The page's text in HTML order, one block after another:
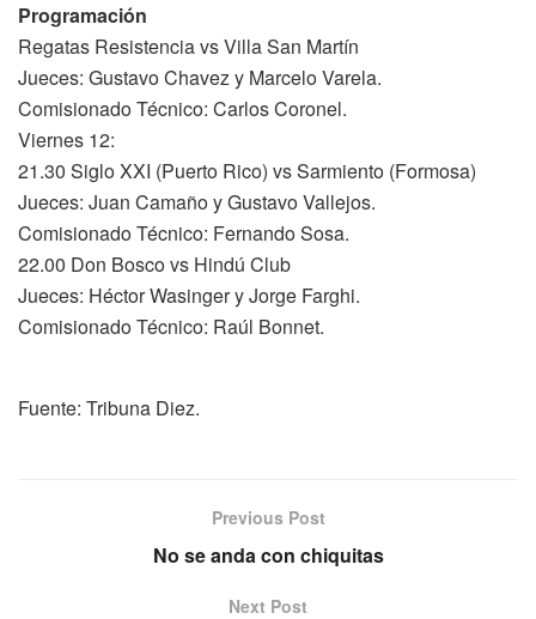
Programación
Regatas Resistencia vs Villa San Martín
Jueces: Gustavo Chavez y Marcelo Varela.
Comisionado Técnico: Carlos Coronel.
Viernes 12:
21.30 Siglo XXI (Puerto Rico) vs Sarmiento (Formosa)
Jueces: Juan Camaño y Gustavo Vallejos.
Comisionado Técnico: Fernando Sosa.
22.00 Don Bosco vs Hindú Club
Jueces: Héctor Wasinger y Jorge Farghi.
Comisionado Técnico: Raúl Bonnet.
Fuente: Tribuna Diez.
Previous Post
No se anda con chiquitas
Next Post